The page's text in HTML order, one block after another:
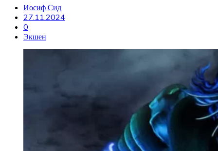
Иосиф Сид
27.11.2024
0
Экшен